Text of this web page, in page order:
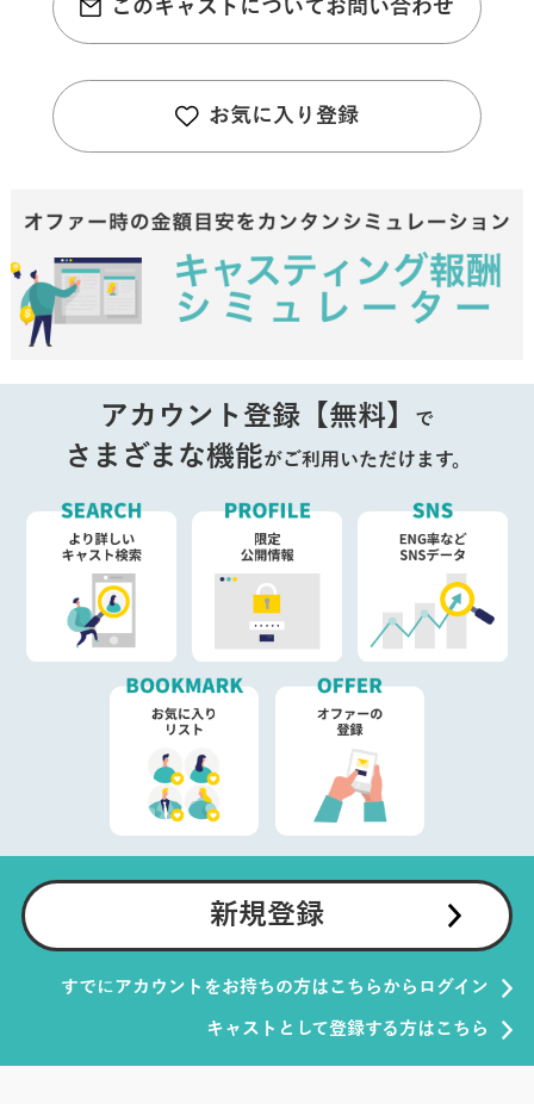
このキャストについてお問い合わせ
お気に入り登録
アカウント登録【無料】 で
さまざまな機能がご利用いただけます。
新規登録
すでにアカウントをお持ちの方はこちらからログイン
キャストとして登録する方はこちら